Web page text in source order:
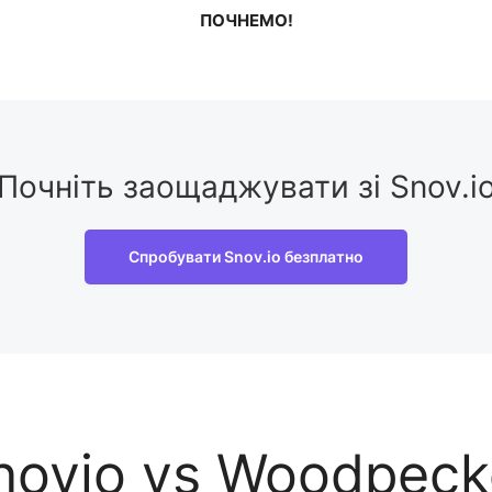
ПОЧНЕМО!
заощаджувати зі
Спробувати Snov.io безплатно
vs